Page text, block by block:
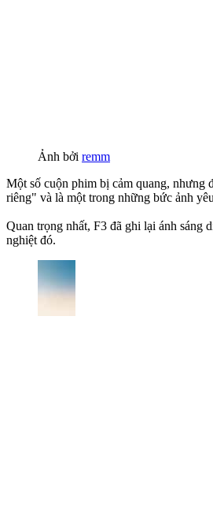
Ảnh bởi remm
Một số cuộn phim bị cảm quang, nhưng
riêng" và là một trong những bức ảnh
Quan trọng nhất, F3 đã ghi lại ánh sáng
nghiệt đó.